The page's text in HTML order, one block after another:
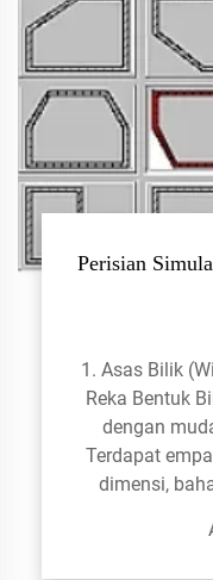
Perisian
1. Asas Bilik
Reka Bentuk
dengan
Terdapat
dimensi,